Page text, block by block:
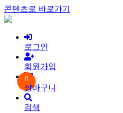
콘텐츠로 바로가기
로그인
회원가입
0
장바구니
검색